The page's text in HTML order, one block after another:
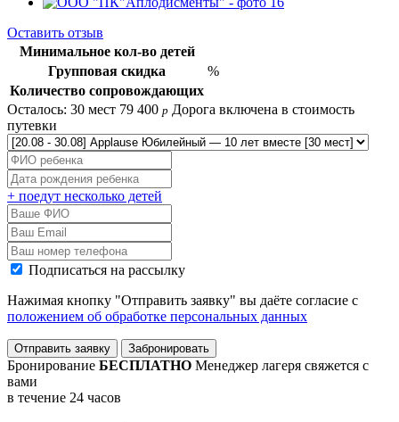
Оставить отзыв
Минимальное кол-во детей
Групповая скидка
%
Количество сопровождающих
Осталось: 30 мест 79 400 p Дорога включена в стоимость
путевки
+ поедут несколько детей
Подписаться на рассылку
Нажимая кнопку "Отправить заявку" вы даёте согласие с
положением об обработке персональных данных
Отправить заявку Забронировать
Бронирование БЕСПЛАТНО Менеджер лагеря свяжется с
вами
в течение 24 часов